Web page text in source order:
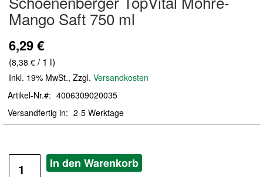
der
Bildergalerie
Mango Saft 750 ml
6,29 €
(8,38 € / 1 l)
Inkl. 19% MwSt., Zzgl. Versandkosten
Artikel-Nr.
4006309020035
Versandfertig in
2-5 Werktage
In den Warenkorb